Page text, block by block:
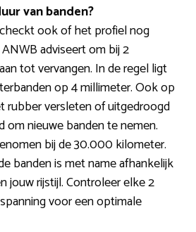
van banden?
ook of het profiel nog
adviseert om bij 2
tot vervangen. In de regel ligt
op 4 millimeter. Ook op
rubber versleten of uitgedroogd
om nieuwe banden te nemen.
bij de 30.000 kilometer.
banden is met name afhankelijk
jouw rijstijl. Controleer elke 2
voor een optimale